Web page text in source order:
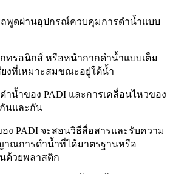
พูดผ่านอุปกรณ์ควบคุมการดำน้ำแบบ
ทรอนิกส์ หรือหน้ากากดำน้ำแบบเต็ม
งที่เหมาะสมขณะอยู่ใต้น้ำ
น้ำของ PADI และการเคลื่อนไหวของ
นและกัน
ง PADI จะสอนวิธีสื่อสารและรับความ
ณการดำน้ำที่ได้มาตรฐานหรือ
ด้วยพลาสติก